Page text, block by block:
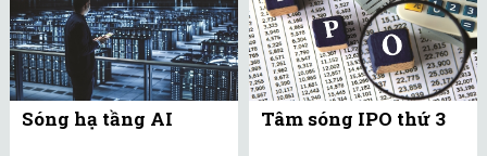
Sóng hạ tầng AI Tâm sóng IPO thứ 3